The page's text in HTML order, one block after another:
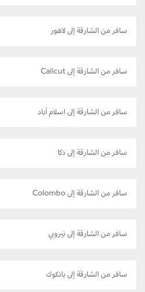
سافر من الشارقة إلى لاهور
سافر من الشارقة إلى Calicut
سافر من الشارقة إلى اسلام آباد
سافر من الشارقة إلى دكا
سافر من الشارقة إلى Colombo
سافر من الشارقة إلى نيروبي
سافر من الشارقة إلى بانكوك